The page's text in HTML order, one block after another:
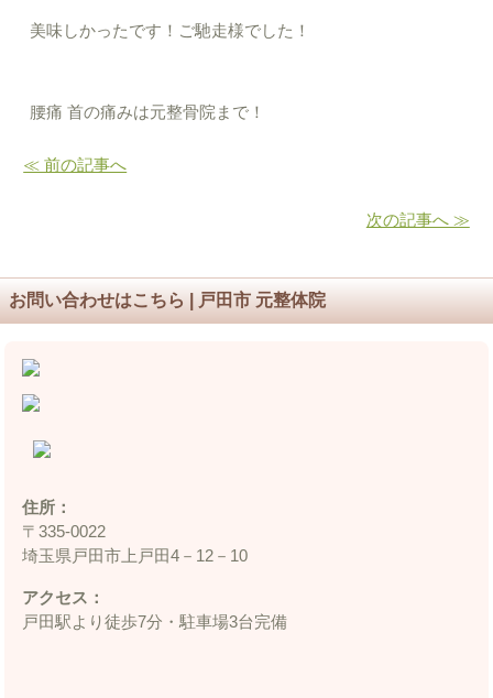
美味しかったです！ご馳走様でした！
腰痛 首の痛みは元整骨院まで！
≪ 前の記事へ
次の記事へ ≫
お問い合わせはこちら | 戸田市 元整体院
住所：
〒335‐0022
埼玉県戸田市上戸田4－12－10
アクセス：
戸田駅より徒歩7分・駐車場3台完備